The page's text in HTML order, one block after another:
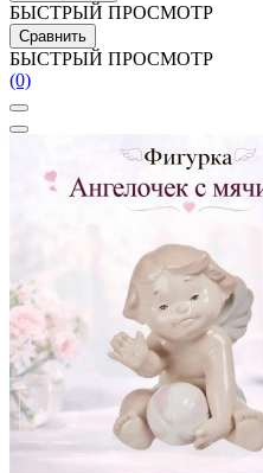
БЫСТРЫЙ ПРОСМОТР
Сравнить
БЫСТРЫЙ ПРОСМОТР
(0)